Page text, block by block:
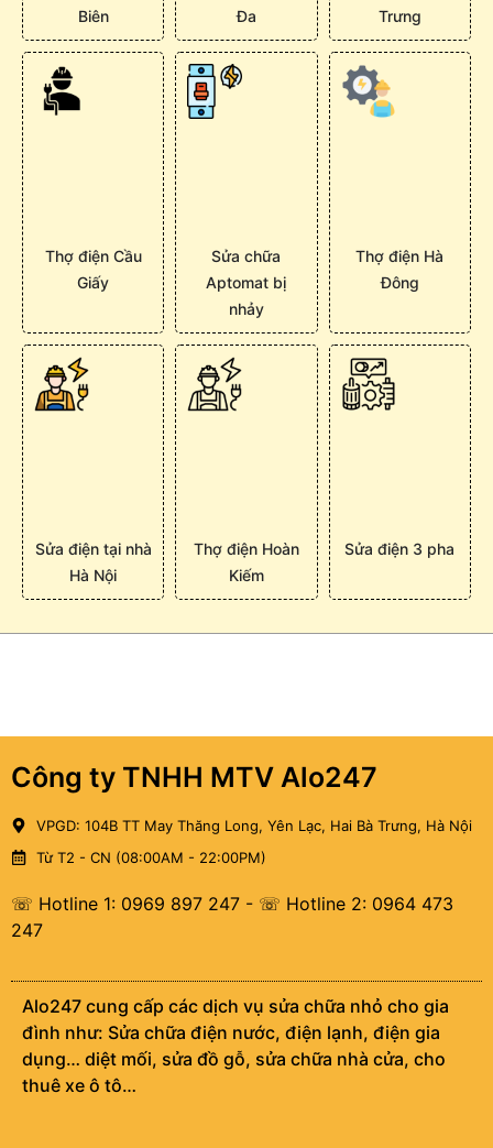
Biên
Đa
Trưng
Thợ điện Cầu
Giấy
Sửa chữa
Aptomat bị
nhảy
Thợ điện Hà
Đông
Sửa điện tại nhà
Hà Nội
Thợ điện Hoàn
Kiếm
Sửa điện 3 pha
Công ty TNHH MTV Alo247
VPGD: 104B TT May Thăng Long, Yên Lạc, Hai Bà Trưng, Hà Nội
Từ T2 - CN (08:00AM - 22:00PM)
☏ Hotline 1: 0969 897 247 - ☏ Hotline 2: 0964 473
247
Alo247 cung cấp các dịch vụ sửa chữa nhỏ cho gia
đình như: Sửa chữa điện nước, điện lạnh, điện gia
dụng… diệt mối, sửa đồ gỗ, sửa chữa nhà cửa, cho
thuê xe ô tô…